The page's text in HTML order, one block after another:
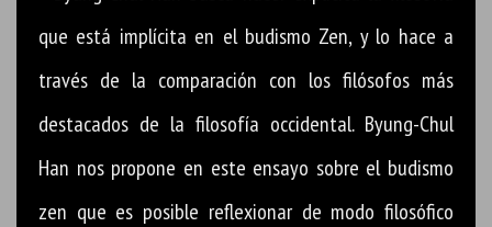
que está implícita en el budismo Zen, y lo hace a
través de la comparación con los filósofos más
destacados de la filosofía occidental. Byung-Chul
Han nos propone en este ensayo sobre el budismo
zen que es posible reflexionar de modo filosófico